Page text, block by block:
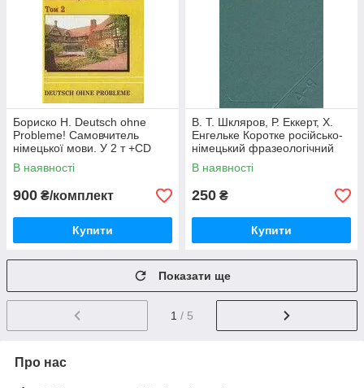
Бориско Н. Deutsch ohne
Probleme! Самовчитель
німецької мови. У 2 т +CD
В наявності
900 ₴/комплект
Купити
В. Т. Шкляров, Р. Еккерт, Х.
Енгельке Коротке російсько-
німецький фразеологічний
словник б/у
В наявності
250 ₴
Купити
Показати ще
1 / 5
Про нас